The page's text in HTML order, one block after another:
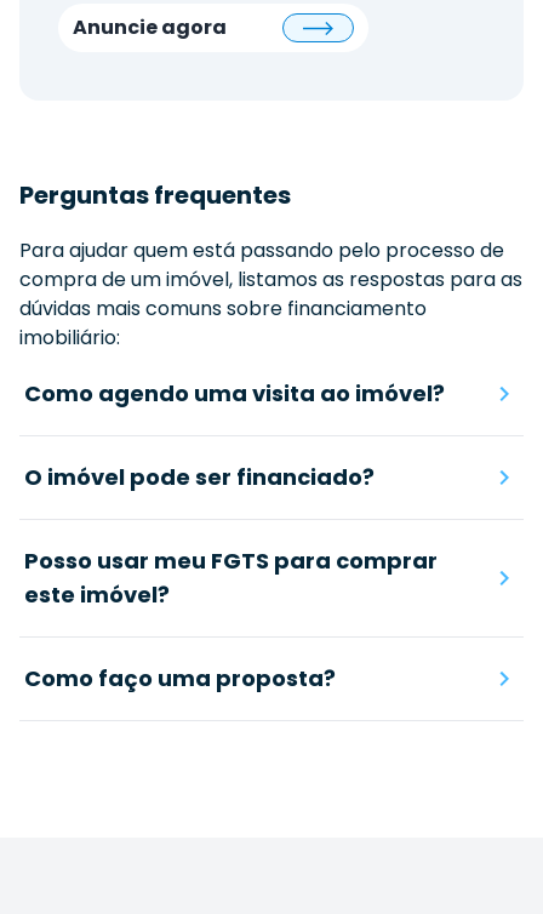
Anuncie agora
Perguntas frequentes
Para ajudar quem está passando pelo processo de
compra de um imóvel, listamos as respostas para as
dúvidas mais comuns sobre financiamento
imobiliário:
Como agendo uma visita ao imóvel?
O imóvel pode ser financiado?
Posso usar meu FGTS para comprar
este imóvel?
Como faço uma proposta?